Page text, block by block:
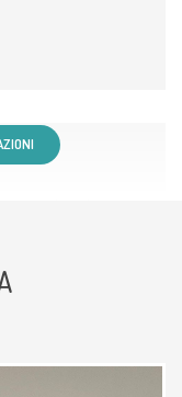
ho ricevuto